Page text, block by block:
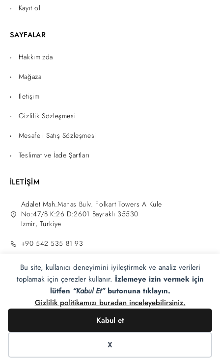
Bu site, kullanıcı deneyimini iyileştirmek ve analiz verileri
toplamak için çerezler kullanır. İzlemeye izin vermek için
lütfen “Kabul Et”butonuna tıklayın.
Gizlilik politikamızı buradan inceleyebilirsiniz.
Kabul et
X
Kayıt ol
SAYFALAR
Hakkımızda
Mağaza
İletişim
Gizlilik Sözleşmesi
Mesafeli Satış Sözleşmesi
Teslimat ve İade Şartları
İLETİŞİM
Adalet Mah.Manas Bulv. Folkart Towers A Kule
No:47/B K:26 D:2601 Bayraklı 35530
Izmir, Türkiye
+90 542 535 81 93
info@zahmeri.com
Zahmeri®2025 Tüm hakları saklıdır.Tasarım AdamE-ticaret.